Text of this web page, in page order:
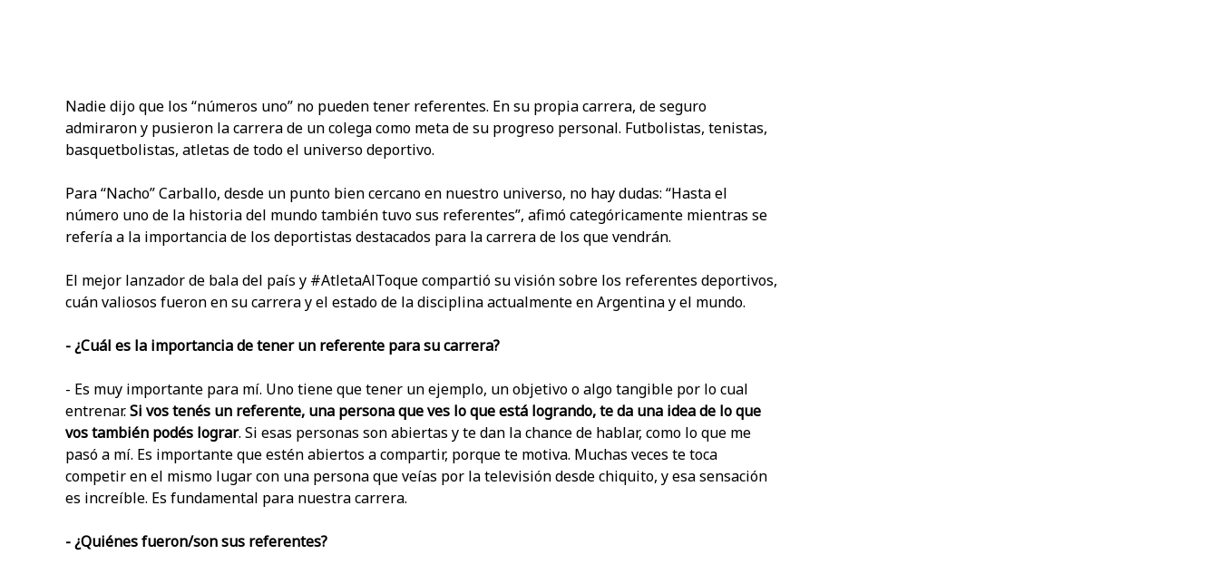
Nadie dijo que los “números uno” no pueden tener referentes. En su propia carrera, de seguro
admiraron y pusieron la carrera de un colega como meta de su progreso personal. Futbolistas, tenistas,
basquetbolistas, atletas de todo el universo deportivo.
Para “Nacho” Carballo, desde un punto bien cercano en nuestro universo, no hay dudas: “Hasta el
número uno de la historia del mundo también tuvo sus referentes”, afimó categóricamente mientras se
refería a la importancia de los deportistas destacados para la carrera de los que vendrán.
El mejor lanzador de bala del país y #AtletaAlToque compartió su visión sobre los referentes deportivos,
cuán valiosos fueron en su carrera y el estado de la disciplina actualmente en Argentina y el mundo.
- ¿Cuál es la importancia de tener un referente para su carrera?
- Es muy importante para mí. Uno tiene que tener un ejemplo, un objetivo o algo tangible por lo cual
entrenar.Si vos tenés un referente, una persona que ves lo que está logrando, te da una idea de lo que
vos también podés lograr. Si esas personas son abiertas y te dan la chance de hablar, como lo que me
pasó a mí. Es importante que estén abiertos a compartir, porque te motiva. Muchas veces te toca
competir en el mismo lugar con una persona que veías por la televisión desde chiquito, y esa sensación
es increíble. Es fundamental para nuestra carrera.
- ¿Quiénes fueron/son sus referentes?